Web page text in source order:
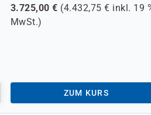
3.725,00 € (4.432,75 € inkl. 19
MwSt.)
ZUM KURS